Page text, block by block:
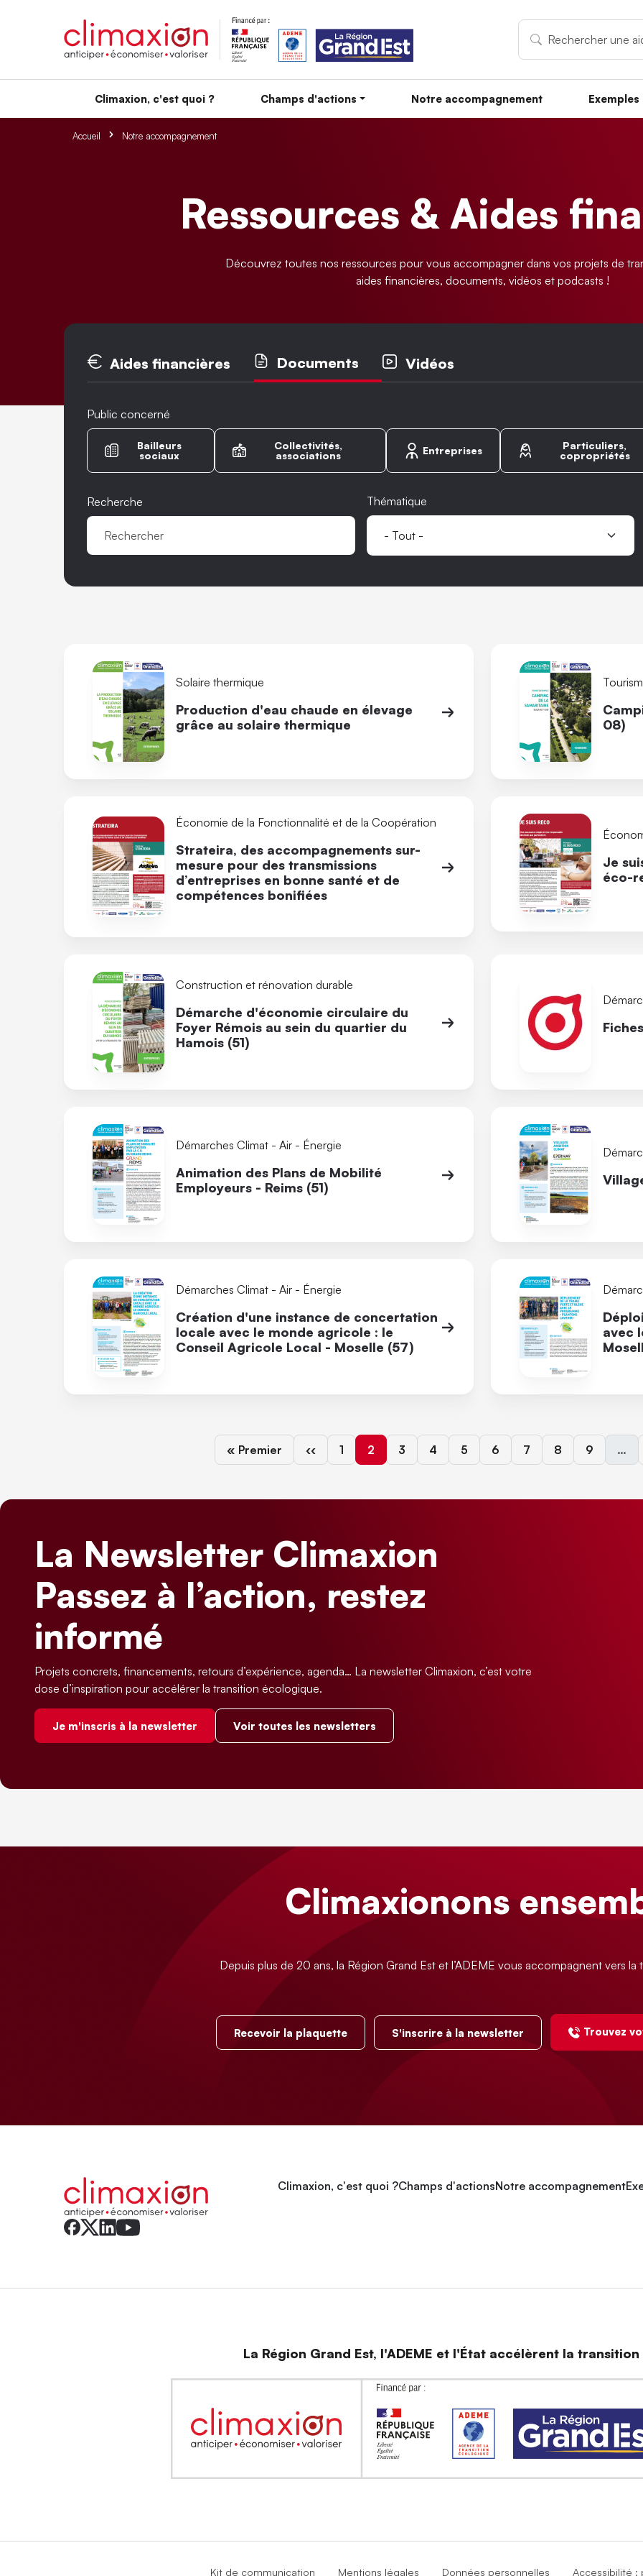
Climaxion, c'est quoi ? Champs d'actions Notre accompagnement
Accueil Notre accompagnement
Ressources & Aides
Découvrez toutes nos ressources pour vous accompagner dans vos projets de
aides financières, documents, vidéos et podcasts !
Onglets principaux
Aides financières Documents Vidéos
Public concerné
Bailleurs
sociaux
Collectivités,
associations
Entreprises
Particuliers,
copropriétés
Thématique
Recherche
Solaire thermique
Production d'eau chaude en élevage
grâce au solaire thermique
08)
Économie de la Fonctionnalité et de la Coopération
Strateira, des accompagnements sur-
mesure pour des transmissions
d’entreprises en bonne santé et de
compétences bonifiées
Je
éco-
Construction et rénovation durable
Démarche d'économie circulaire du
Foyer Rémois au sein du quartier du
Hamois (51)
Démarches Climat - Air - Énergie
Animation des Plans de Mobilité
Employeurs - Reims (51)
Démarches Climat - Air - Énergie
Création d'une instance de concertation
locale avec le monde agricole : le
Conseil Agricole Local - Moselle (57)
avec
Première page
« Premier Page précédente
‹‹ Page
1 Page courante
2 Page
3 Page
4 Page
5 Page
6 Page
7 Page
8 Page
9 …
La Newsletter Climaxion
Passez à l’action, restez
informé
Projets concrets, financements, retours d’expérience, agenda… La newsletter Climaxion, c’est votre
dose d’inspiration pour accélérer la transition écologique.
Je m'inscris à la newsletter Voir toutes les newsletters
Climaxionons
Depuis plus de 20 ans, la Région Grand Est et l’ADEME vous accompagnent vers
Recevoir la plaquette S'inscrire à la newsletter Trouvez
Climaxion, c'est quoi ?Champs d'actionsNotre accompagnement
La Région Grand Est, l'ADEME et l'État accélèrent la
Kit de communication Mentions légales Données personnelles Accessibilité :